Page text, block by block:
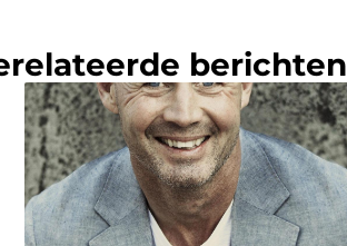
berichten